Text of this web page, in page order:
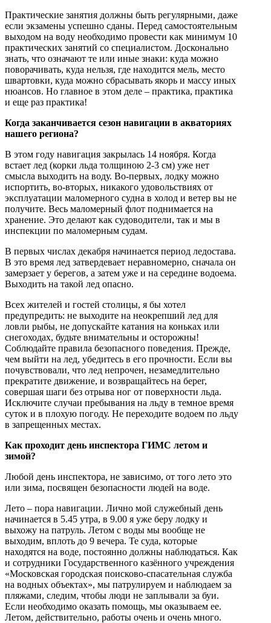
Практические занятия должны быть регулярными, даже
если экзамены успешно сданы. Перед самостоятельным
выходом на воду необходимо провести как минимум 10
практических занятий со специалистом. Досконально
знать, что означают те или иные знаки: куда можно
поворачивать, куда нельзя, где находится мель, место
швартовки, куда можно сбрасывать якорь и массу иных
нюансов. Но главное в этом деле – практика, практика
и еще раз практика!
Когда заканчивается сезон навигации в акваториях
нашего региона?
В этом году навигация закрылась 14 ноября. Когда
встает лед (корки льда толщиною 2-3 см) уже нет
смысла выходить на воду. Во-первых, лодку можно
испортить, во-вторых, никакого удовольствиях от
эксплуатации маломерного судна в холод и ветер вы не
получите. Весь маломерный флот поднимается на
хранение. Это делают как судоводители, так и мы в
инспекции по маломерным судам.
В первых числах декабря начинается период ледостава.
В это время лед затвердевает неравномерно, сначала он
замерзает у берегов, а затем уже и на середине водоема.
Выходить на такой лед опасно.
Всех жителей и гостей столицы, я бы хотел
предупредить: не выходите на неокрепший лед для
ловли рыбы, не допускайте катания на коньках или
снегоходах, будьте внимательны и осторожны!
Соблюдайте правила безопасного поведения. Прежде,
чем выйти на лед, убедитесь в его прочности. Если вы
почувствовали, что лед непрочен, незамедлительно
прекратите движение, и возвращайтесь на берег,
совершая шаги без отрыва ног от поверхности льда.
Исключите случаи пребывания на льду в темное время
суток и в плохую погоду. Не переходите водоем по льду
в запрещенных местах.
Как проходит день инспектора ГИМС летом и
зимой?
Любой день инспектора, не зависимо, от того лето это
или зима, посвящен безопасности людей на воде.
Лето – пора навигации. Лично мой служебный день
начинается в 5.45 утра, в 9.00 я уже беру лодку и
выхожу на патруль. Летом с воды мы вообще не
выходим, вплоть до 9 вечера. Те суда, которые
находятся на воде, постоянно должны наблюдаться. Как
и сотрудники Государственного казённого учреждения
«Московская городская поисково-спасательная служба
на водных объектах», мы патрулируем и наблюдаем за
пляжами, следим, чтобы люди не заплывали за буи.
Если необходимо оказать помощь, мы оказываем ее.
Летом, действительно, работы очень и очень много.